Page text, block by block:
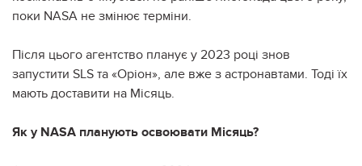
поки NASA не змінює терміни.
Після цього агентство планує у 2023 році знов
запустити SLS та «Оріон», але вже з астронавтами. Тоді їх
мають доставити на Місяць.
Як у NASA планують освоювати Місяць?